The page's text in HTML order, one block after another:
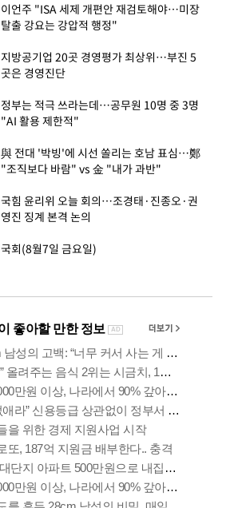
이언주 "ISA 세제 개편안 재검토해야…미장
탈출 강요는 강압적 행정"
지방공기업 20곳 경영평가 최상위…부진 5
곳은 경영진단
정부는 적극 쓰라는데…공무원 10명 중 3명
"AI 활용 제한적"
與 전대 '박빙'에 시선 쏠리는 호남 표심…鄭
"조직보다 바람" vs 金 "내가 과반"
국힘 윤리위 오늘 회의…조경태·진종오·권
영진 징계 본격 논의
국회(8월7일 금요일)